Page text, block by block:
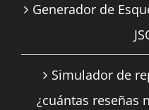
Generador de
Simulador de
¿cuántas reseñas